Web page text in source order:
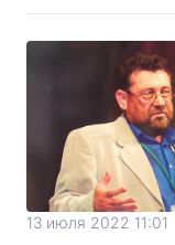
13 июля 2022 11:01